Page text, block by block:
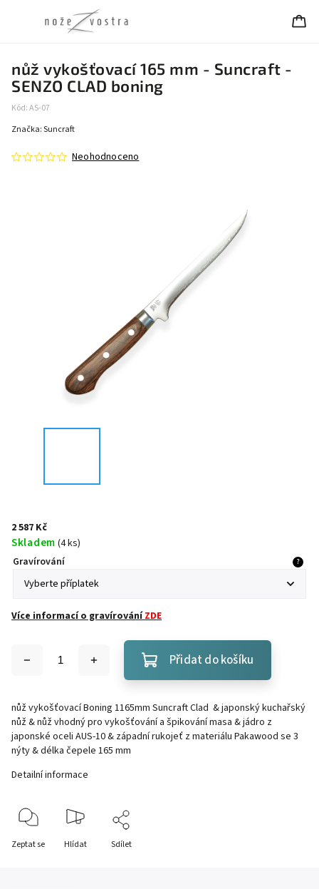
nůž vykošťovací 165 mm - Suncraft -
SENZO CLAD boning
Kód:AS-07
Neohodnoceno
Značka:Suncraft
2 587 Kč
Skladem (4 ks)
Gravírování
?
Více informací o gravírováníZDE
Přidat do košíku
nůž vykošťovací Boning 1165mm Suncraft Clad & japonský kuchařský
nůž & nůž vhodný pro vykošťování a špikování masa & jádro z
japonské oceli AUS-10 & západní rukojeť z materiálu Pakawood se 3
nýty & délka čepele 165 mm
Detailní informace
Zeptat se Hlídat Sdílet